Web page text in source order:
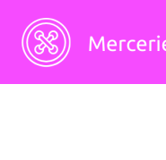
contenu